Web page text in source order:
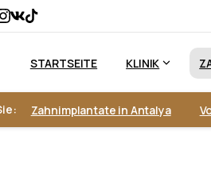
STARTSEITE KLINIK
Zahnimplantate in Antalya